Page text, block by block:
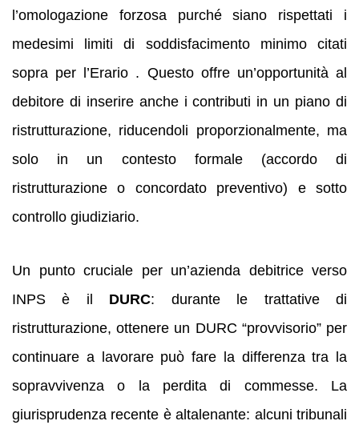
l’omologazione forzosa purché siano rispettati i
medesimi limiti di soddisfacimento minimo citati
sopra per l’Erario . Questo offre un’opportunità al
debitore di inserire anche i contributi in un piano di
ristrutturazione, riducendoli proporzionalmente, ma
solo in un contesto formale (accordo di
ristrutturazione o concordato preventivo) e sotto
controllo giudiziario.
Un punto cruciale per un’azienda debitrice verso
INPS è il DURC: durante le trattative di
ristrutturazione, ottenere un DURC “provvisorio” per
continuare a lavorare può fare la differenza tra la
sopravvivenza o la perdita di commesse. La
giurisprudenza recente è altalenante: alcuni tribunali